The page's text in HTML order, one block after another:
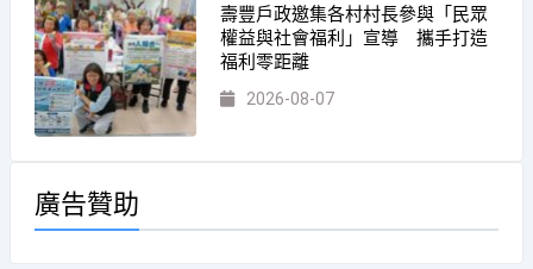
壽豐戶政邀集各村村長參與「民眾
權益與社會福利」宣導 攜手打造
福利零距離
2026-08-07
廣告贊助